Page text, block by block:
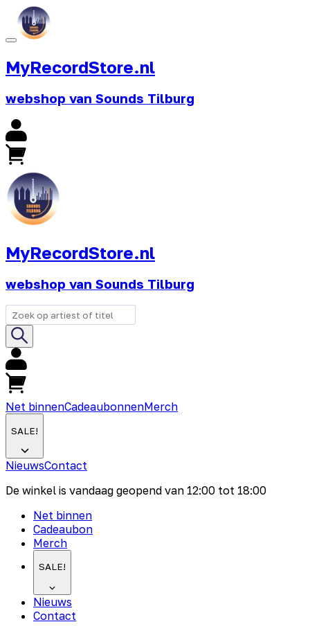
MyRecordStore.nl
webshop van Sounds Tilburg
MyRecordStore.nl
webshop van Sounds Tilburg
Net binnenCadeaubonnenMerch
SALE!
NieuwsContact
De winkel is vandaag geopend van 12:00 tot 18:00
Net binnen
Cadeaubon
Merch
SALE!
Nieuws
Contact